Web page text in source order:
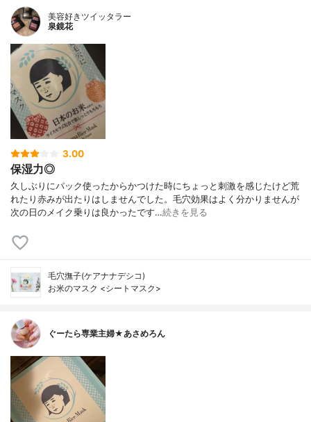
美容好きツイッタラー
泉鏡花
3.00
保湿力◎
久しぶりにパック使ったからかつけた時にちょっと刺激を感じたけど荒
れたり赤みが出たりはしませんでした。毛穴効果はよく分かりませんが
次の日のメイク乗りは良かったです…続きを見る
毛穴撫子(ケアナナデシコ)
お米のマスク <シートマスク>
ぐーたら専業主婦★あさめろん